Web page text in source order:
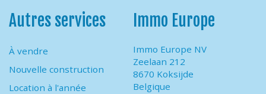
Autres services
À vendre
Nouvelle construction
Location à l'année
Immo Europe
Immo Europe NV
Zeelaan 212
8670 Koksijde
Belgique